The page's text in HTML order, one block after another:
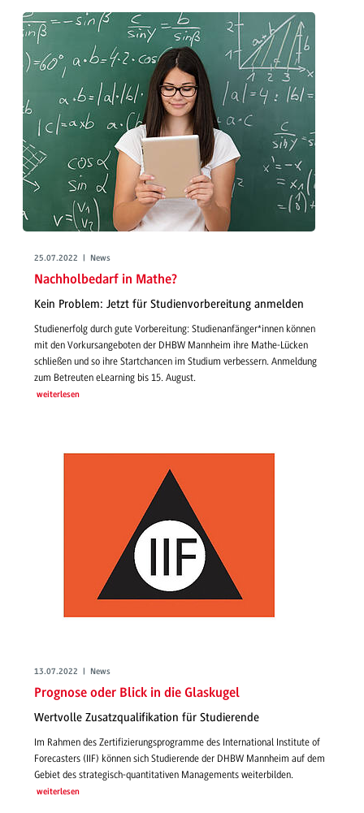
25.07.2022 | News
Nachholbedarf in Mathe?
Kein Problem: Jetzt für Studienvorbereitung anmelden
Studienerfolg durch gute Vorbereitung: Studienanfänger*innen können
mit den Vorkursangeboten der DHBW Mannheim ihre Mathe-Lücken
schließen und so ihre Startchancen im Studium verbessern. Anmeldung
zum Betreuten eLearning bis 15. August.
weiterlesen
13.07.2022 | News
Prognose oder Blick in die Glaskugel
Wertvolle Zusatzqualifikation für Studierende
Im Rahmen des Zertifizierungsprogramme des International Institute of
Forecasters (IIF) können sich Studierende der DHBW Mannheim auf dem
Gebiet des strategisch-quantitativen Managements weiterbilden.
weiterlesen